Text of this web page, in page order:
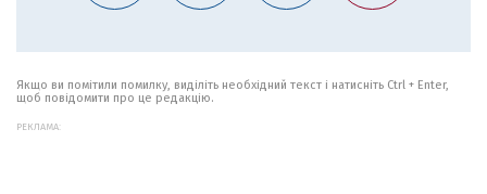
Якщо ви помітили помилку, виділіть необхідний текст і натисніть Ctrl + Enter,
щоб повідомити про це редакцію.
РЕКЛАМА: